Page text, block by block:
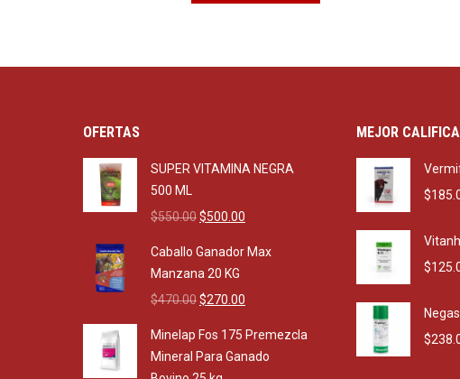
OFERTAS
SUPER VITAMINA NEGRA
500 ML
$550.00Original
was:
$550.00.
$500.00
is:
Caballo Ganador Max
Manzana 20 KG
$470.00Original
was:
$470.00.
$270.00
is:
$270.00.
Minelap Fos 175 Premezcla
Mineral Para Ganado
MEJOR
$
$
$